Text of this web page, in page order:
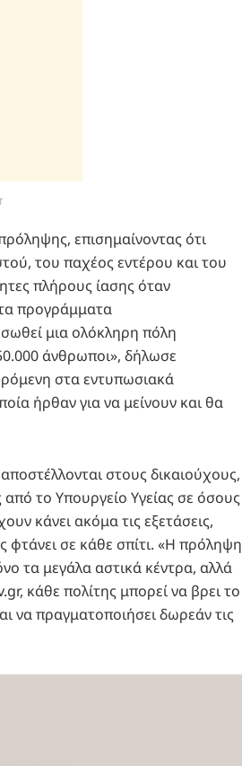
επισημαίνοντας ότι
του παχέος εντέρου και του
πλήρους ίασης όταν
προγράμματα
μια ολόκληρη πόλη
άνθρωποι», δήλωσε
στα εντυπωσιακά
ήρθαν για να μείνουν και θα
στους δικαιούχους,
το Υπουργείο Υγείας σε όσους
κάνει ακόμα τις εξετάσεις,
σε κάθε σπίτι. «Η πρόληψη
τα μεγάλα αστικά κέντρα, αλλά
κάθε πολίτης μπορεί να βρει το
να πραγματοποιήσει δωρεάν τις